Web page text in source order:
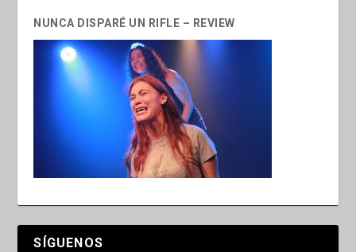
NUNCA DISPARÉ UN RIFLE – REVIEW
SÍGUENOS